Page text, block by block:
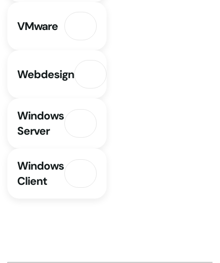
VMware
Webdesign
Windows
Server
Windows
Client